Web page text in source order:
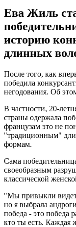
Ева Жиль
историю
длинных
После того, как
победила
негодования. Об
В частности, 20-
страны одержала
французам это не
"традиционным"
формам.
Сама
своеобразным
классической
"Мы привыкли
но я выбрала
победа - это победа
кто ты есть.